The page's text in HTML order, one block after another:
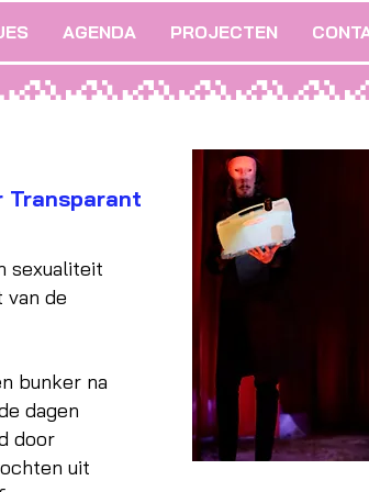
AGENDA PROJECTEN
Transparant
sexualiteit
van de
bunker na
dagen
door
uit